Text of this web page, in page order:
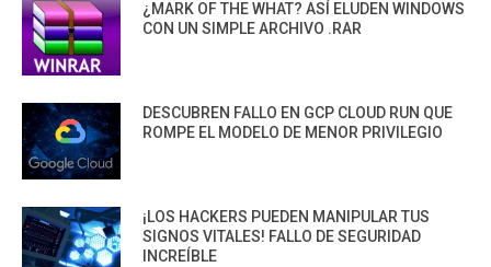
¿MARK OF THE WHAT? ASÍ ELUDEN WINDOWS
CON UN SIMPLE ARCHIVO .RAR
DESCUBREN FALLO EN GCP CLOUD RUN QUE
ROMPE EL MODELO DE MENOR PRIVILEGIO
¡LOS HACKERS PUEDEN MANIPULAR TUS
SIGNOS VITALES! FALLO DE SEGURIDAD
INCREÍBLE